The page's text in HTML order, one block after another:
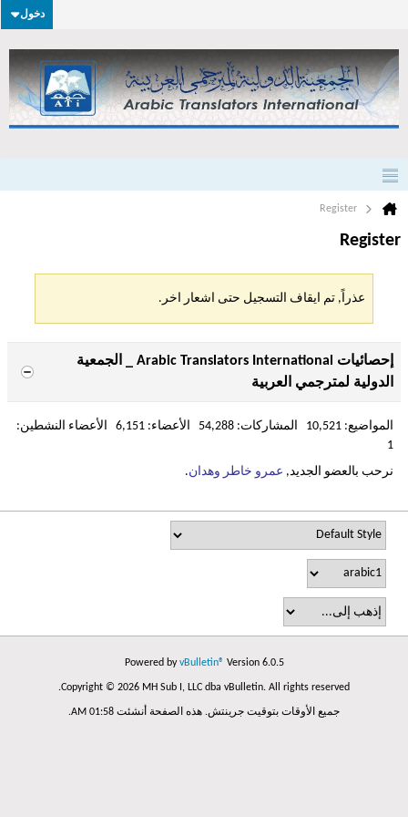
دخول
Register
Register
عذراً, تم ايقاف التسجيل حتى اشعار اخر.
إحصائيات Arabic Translators International _ الجمعية
الدولية لمترجمي العربية
المواضيع: 10,521 المشاركات: 54,288 الأعضاء: 6,151 الأعضاء النشطين:
1
نرحب بالعضو الجديد, عمرو خاطر وهدان.
Powered byvBulletin® Version 6.0.5
Copyright © 2026 MH Sub I, LLC dba vBulletin. All rights reserved.
جميع الأوقات بتوقيت جرينتش. هذه الصفحة أنشئت 01:58 AM.